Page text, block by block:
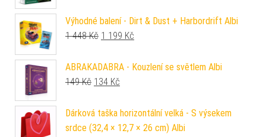
Výhodné balení - Dirt & Dust + Harbordrift Albi
1 448Kč Původní cena byla: 1 448 Kč.
1 199 Kč
ABRAKADABRA - Kouzlení se světlem Albi
149Kč Původní cena byla: 149 Kč.
134 Kč
Dárková taška horizontální velká - S výsekem
srdce (32,4 × 12,7 × 26 cm) Albi